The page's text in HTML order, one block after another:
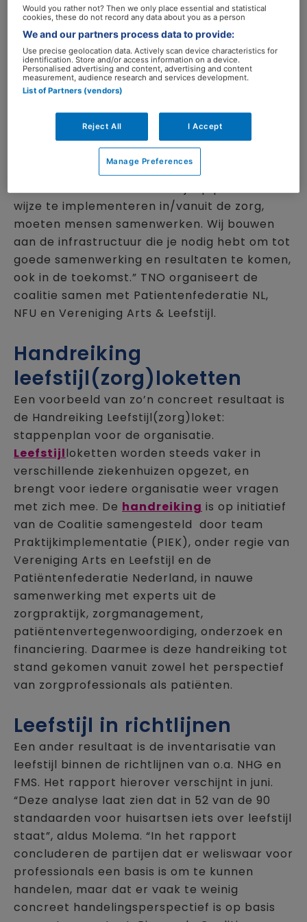
programmamanager van de Coalitie en
werkzaam bij TNO. Op het
7e congres
Leefstijlgeneeskunde in de spreekkamer
op 21 maart zal zij een update geven van
de bezigheden van de coalitie.
“In grote lijnen doen wij eigenlijk 2 dingen in de
coalitie”, vertelt Molema. “Wij realiseren
concrete resultaten zoals agenda’s,
overzichten en handreikingen en we bouwen
wijze te implementeren in/vanuit de zorg,
moeten mensen samenwerken. Wij bouwen
aan de infrastructuur die je nodig hebt om tot
goede samenwerking en resultaten te komen,
ook in de toekomst.” TNO organiseert de
coalitie samen met Patientenfederatie NL,
NFU en Vereniging Arts & Leefstijl.
Handreiking
leefstijl(zorg)loketten
Een voorbeeld van zo’n concreet resultaat is
de Handreiking Leefstijl(zorg)loket:
stappenplan voor de organisatie.
Leefstijlloketten worden steeds vaker in
verschillende ziekenhuizen opgezet, en
brengt voor iedere organisatie weer vragen
met zich mee. De handreiking is op initiatief
van de Coalitie samengesteld door team
Praktijkimplementatie (PIEK), onder regie van
Vereniging Arts en Leefstijl en de
Patiëntenfederatie Nederland, in nauwe
samenwerking met experts uit de
zorgpraktijk, zorgmanagement,
patiëntenvertegenwoordiging, onderzoek en
financiering. Daarmee is deze handreiking tot
stand gekomen vanuit zowel het perspectief
van zorgprofessionals als patiënten.
Leefstijl in richtlijnen
Een ander resultaat is de inventarisatie van
leefstijl binnen de richtlijnen van o.a. NHG en
FMS. Het rapport hierover verschijnt in juni.
“Deze analyse laat zien dat in 52 van de 90
standaarden voor huisartsen iets over leefstijl
staat”, aldus Molema. “In het rapport
concluderen de partijen dat er weliswaar voor
professionals een basis is om te kunnen
handelen, maar dat er vaak te weinig
concreet handelingsperspectief is op basis
Would you rather not? Then we only place essential and statistical
cookies, these do not record any data about you as a person
We and our partners process data to provide:
Use precise geolocation data. Actively scan device characteristics for
identification. Store and/or access information on a device.
Personalised advertising and content, advertising and content
measurement, audience research and services development.
List of Partners (vendors)
Reject All I Accept
Manage Preferences